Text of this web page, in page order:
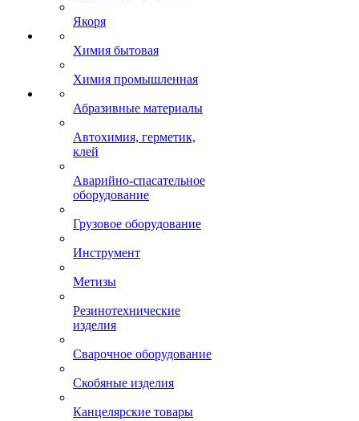
Якоря
Химия бытовая
Химия промышленная
Абразивные материалы
Автохимия, герметик,
клей
Аварийно-спасательное
оборудование
Грузовое оборудование
Инструмент
Метизы
Резинотехнические
изделия
Сварочное оборудование
Скобяные изделия
Канцелярские товары